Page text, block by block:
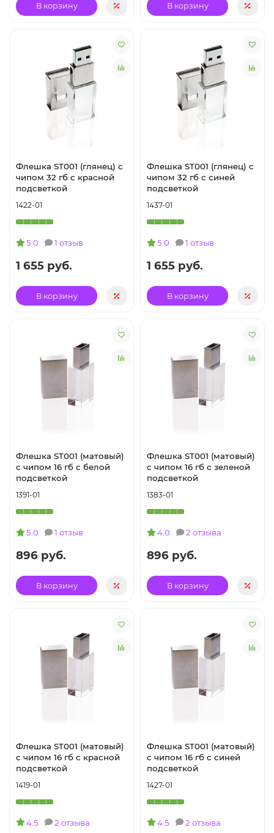
В корзину В корзину
Флешка ST001 (глянец) с
чипом 32 гб с красной
подсветкой
1422-01
5.0 1 отзыв
1 655 руб.
В корзину
Флешка ST001 (глянец) с
чипом 32 гб с синей
подсветкой
1437-01
5.0 1 отзыв
1 655 руб.
В корзину
Флешка ST001 (матовый)
с чипом 16 гб с белой
подсветкой
1391-01
5.0 1 отзыв
896 руб.
В корзину
Флешка ST001 (матовый)
с чипом 16 гб с зеленой
подсветкой
1383-01
4.0 2 отзыва
896 руб.
В корзину
Флешка ST001 (матовый)
с чипом 16 гб с красной
подсветкой
1419-01
4.5 2 отзыва
Флешка ST001 (матовый)
с чипом 16 гб с синей
подсветкой
1427-01
4.5 2 отзыва